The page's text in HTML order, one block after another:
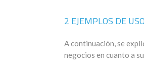
2 EJEMPLOS DE
A continuación, se
negocios en cuanto a